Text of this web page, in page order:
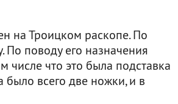
на Троицком раскопе. По
По поводу его назначения
числе что это была подставка
было всего две ножки, и в